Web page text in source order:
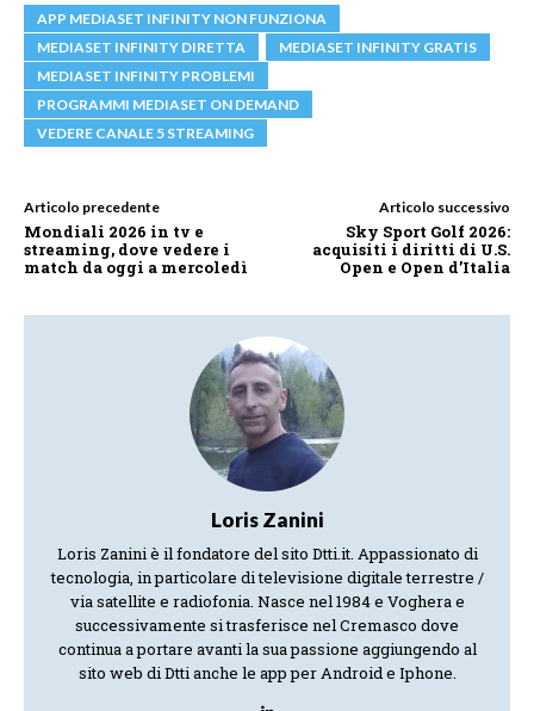
APP MEDIASET INFINITY NON FUNZIONA
MEDIASET INFINITY DIRETTA
MEDIASET INFINITY GRATIS
MEDIASET INFINITY PROBLEMI
PROGRAMMI MEDIASET ON DEMAND
VEDERE CANALE 5 STREAMING
Articolo precedente
Mondiali 2026 in tv e
streaming, dove vedere i
match da oggi a mercoledì
Articolo successivo
Sky Sport Golf 2026:
acquisiti i diritti di U.S.
Open e Open d’Italia
Loris Zanini
Loris Zanini è il fondatore del sito Dtti.it. Appassionato di
tecnologia, in particolare di televisione digitale terrestre /
via satellite e radiofonia. Nasce nel 1984 e Voghera e
successivamente si trasferisce nel Cremasco dove
continua a portare avanti la sua passione aggiungendo al
sito web di Dtti anche le app per Android e Iphone.